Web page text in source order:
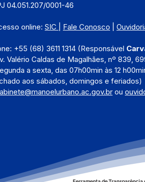
04.051.207/0001-46
online: SIC Fale Conosco
+55 (68) 3611 1314 (Responsável
Valério Caldas de Magalhães, nº 839,
a sexta, das 07h00min às 12
aos sábados, domingos e feriados)
ou